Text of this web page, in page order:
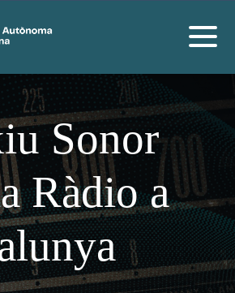
Sonor
Ràdio a